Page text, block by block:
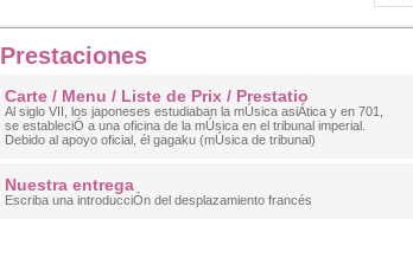
Prestaciones
Carte / Menu / Liste de Prix / Prestatio
Al siglo VII, los japoneses estudiaban la mÚsica asiÁtica y en 701,
se estableciÓ a una oficina de la mÚsica en el tribunal imperial.
Debido al apoyo oficial, él gagaku (mÚsica de tribunal)
Nuestra entrega
Escriba una introducciÓn del desplazamiento francés